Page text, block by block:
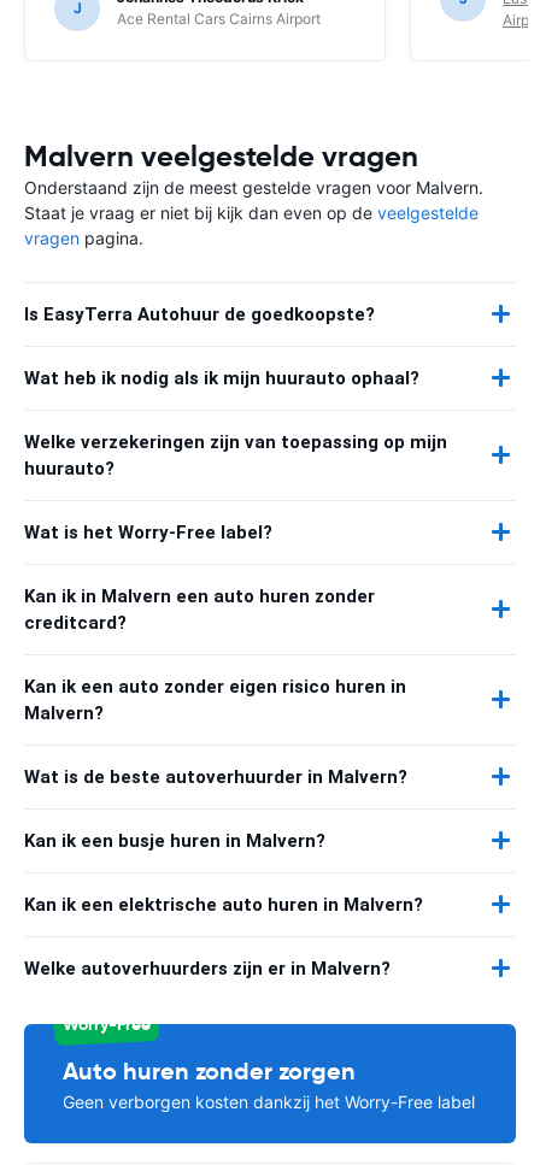
J
Ace Rental Cars Cairns Airport
Malvern veelgestelde vragen
Onderstaand zijn de meest gestelde vragen voor Malvern.
Staat je vraag er niet bij kijk dan even op de veelgestelde
vragen pagina.
Is EasyTerra Autohuur de goedkoopste?
Wat heb ik nodig als ik mijn huurauto ophaal?
Welke verzekeringen zijn van toepassing op mijn
huurauto?
Wat is het Worry-Free label?
Kan ik in Malvern een auto huren zonder
creditcard?
Kan ik een auto zonder eigen risico huren in
Malvern?
Wat is de beste autoverhuurder in Malvern?
Kan ik een busje huren in Malvern?
Kan ik een elektrische auto huren in Malvern?
Welke autoverhuurders zijn er in Malvern?
Worry-Free
Auto huren zonder zorgen
Geen verborgen kosten dankzij het Worry-Free label